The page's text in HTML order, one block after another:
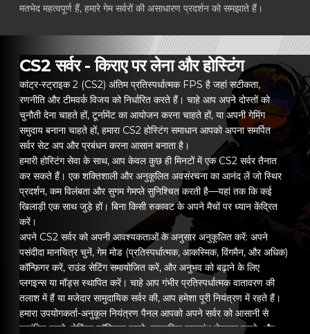
मतभेद महत्वपूर्ण हैं, हमारे गेम सर्वरों की असाधारण प्रदर्शन को समझाते हैं।
CS2 सर्वर - किराए पर लेना और होस्टिंग
कांट्र-स्ट्राइक 2 (CS2) अंतिम प्रतिस्पर्धात्मक FPS है जहां सटीकता,
रणनीति और टीमवर्क विजय को निर्धारित करते हैं। चाहे आप अपने दोस्तों को
चुनौती देना चाहते हों, टूर्नामेंट का आयोजन करना चाहते हों, या अपनी गेमिंग
समुदाय बनाना चाहते हों, हमारा CS2 होस्टिंग समाधान आपको अपना समर्पित
सर्वर सेट अप और प्रबंधन करना आसान बनाता है।
हमारी होस्टिंग सेवा के साथ, आप केवल कुछ ही मिनटों में एक CS2 सर्वर तैनात
कर सकते हैं। एक शक्तिशाली और अनुकूलित अवसंरचना का आनंद लें जो स्थिर
प्रदर्शन, कम विलंबता और सुगम गेमप्ले सुनिश्चित करती है—यहां तक कि कई
खिलाड़ी एक साथ जुड़े हों। बिना किसी रुकावट के अपने मैचों पर ध्यान केंद्रित
करें।
अपने CS2 सर्वर को अपनी आवश्यकताओं के अनुसार अनुकूलित करें: अपने
पसंदीदा मानचित्र चुनें, गेम मोड (प्रतिस्पर्धात्मक, आकस्मिक, विंगमैन, और अधिक)
कॉन्फ़िगर करें, राउंड सेटिंग समायोजित करें, और अनुभव को बढ़ाने के लिए
प्लगइन्स या मॉड्स स्थापित करें। चाहे आप गंभीर प्रतिस्पर्धात्मक वातावरण की
तलाश में हैं या मजेदार सामुदायिक सर्वर की, आप हमेशा पूरी नियंत्रण में रहते हैं।
हमारा उपयोगकर्ता-अनुकूल नियंत्रण पैनल आपको अपने सर्वर को आसानी से
प्रबंधित करने, सेटिंग्स कॉन्फ़िगर करने, स्वचालित पुनरारंभ शेड्यूल करने, और